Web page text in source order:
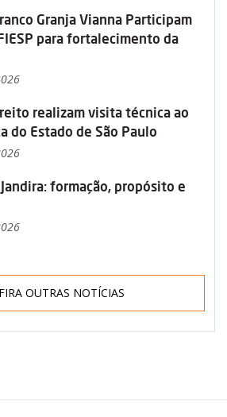
Granja Vianna Participam
para fortalecimento da
realizam visita técnica ao
do Estado de São Paulo
formação, propósito e
OUTRAS NOTÍCIAS